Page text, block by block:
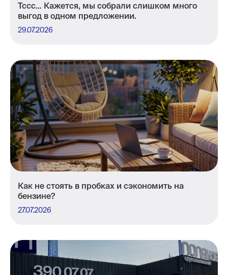
Тссс… Кажется, мы собрали слишком много
выгод в одном предложении.
29.07.2026
Как не стоять в пробках и сэкономить на
бензине?
27.07.2026